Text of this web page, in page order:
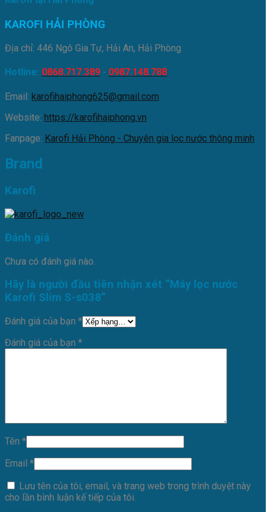
KAROFI HẢI PHÒNG
Địa chỉ: 446 Ngô Gia Tự, Hải An, Hải Phòng
Hotline: 0868.717.389 - 0987.148.788
Email: karofihaiphong625@gmail.com
Website: https://karofihaiphong.vn
Fanpage: Karofi Hải Phòng - Chuyên gia lọc nước thông minh
Brand
Karofi
Đánh giá
Chưa có đánh giá nào.
Hãy là người đầu tiên nhận xét “Máy lọc nước
Karofi Slim S-s038”
Đánh giá của bạn *
Đánh giá của bạn *
Tên *
Email *
Lưu tên của tôi, email, và trang web trong trình duyệt này
cho lần bình luận kế tiếp của tôi.